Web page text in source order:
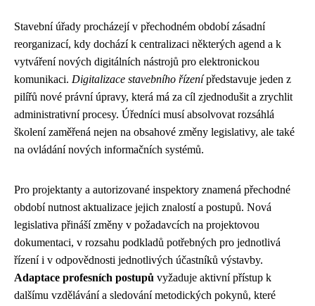
Stavební úřady procházejí v přechodném období zásadní
reorganizací, kdy dochází k centralizaci některých agend a k
vytváření nových digitálních nástrojů pro elektronickou
komunikaci. Digitalizace stavebního řízenípředstavuje jeden z
pilířů nové právní úpravy, která má za cíl zjednodušit a zrychlit
administrativní procesy. Úředníci musí absolvovat rozsáhlá
školení zaměřená nejen na obsahové změny legislativy, ale také
na ovládání nových informačních systémů.
Pro projektanty a autorizované inspektory znamená přechodné
období nutnost aktualizace jejich znalostí a postupů. Nová
legislativa přináší změny v požadavcích na projektovou
dokumentaci, v rozsahu podkladů potřebných pro jednotlivá
řízení i v odpovědnosti jednotlivých účastníků výstavby.
Adaptace profesních postupů vyžaduje aktivní přístup k
dalšímu vzdělávání a sledování metodických pokynů, které